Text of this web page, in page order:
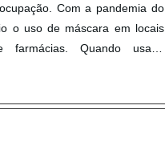
Com a pandemia do
o uso de máscara em locais
farmácias. Quando usada
uma barreira de proteção
Médicos; Enfermeiros;
unidades de saúde etc. Sua